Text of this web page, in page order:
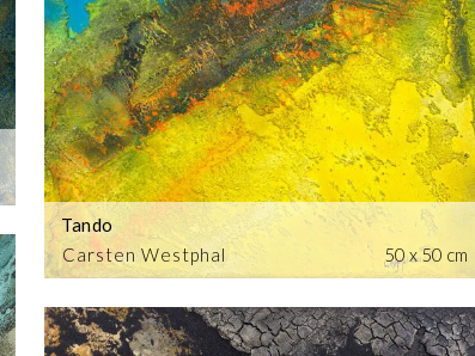
Carsten Westphal
Tando
50 x 50 cm